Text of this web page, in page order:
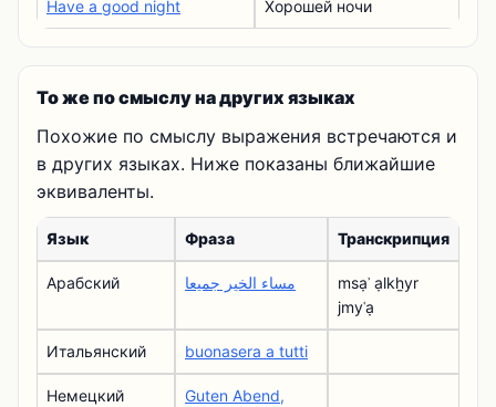
Have a good night Хорошей ночи
То же по смыслу на других языках
Похожие по смыслу выражения встречаются и
в других языках. Ниже показаны ближайшие
эквиваленты.
Язык Фраза Транскрипция
Арабский مساء الخير جميعا
msạʾ ạlkẖyr
jmyʿạ
Итальянский buonasera a tutti
Немецкий
Guten Abend,